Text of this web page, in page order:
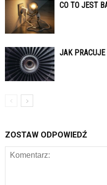
CO TO JEST
JAK
ZOSTAW ODPOWIEDŹ